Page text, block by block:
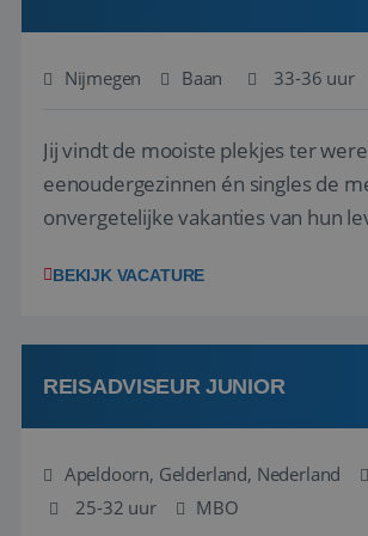
Nijmegen Baan 33-36 uur
Jij vindt de mooiste plekjes ter
eenoudergezinnen én singles de
onvergetelijke vakanties van hun
net zo goed thuis is in een
in Europa? Dan is dit jouw kans. A...
BEKIJK VACATURE
REISADVISEUR JUNIOR
Apeldoorn, Gelderland, Nederland
25-32 uur
MBO
_GRECAPTCHA
Google Privacy Policy